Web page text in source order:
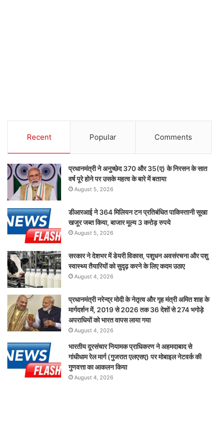
Recent Popular Comments
प्रधानमंत्री ने अनुच्छेद 370 और 35(ए) के निरसन के सात
वर्ष पूरे होने पर उसके महत्व के बारे में बताया
August 5, 2026
डीआरआई ने 364 मिलियन टन प्रतिबंधित पाकिस्तानी सूखा
खजूर जब्त किया, बाजार मूल्य 3 करोड़ रुपये
August 5, 2026
सरकार ने देशभर में डेयरी विकास, पशुधन अवसंरचना और पशु
स्वास्थ्य तैयारियों को सुदृढ़ करने के लिए कदम उठाए
August 4, 2026
प्रधानमंत्री नरेन्द्र मोदी के नेतृत्व और गृह मंत्री अमित शाह के
मार्गदर्शन में, 2019 से 2026 तक 36 देशों से 274 भगोड़े
अपराधियों को भारत वापस लाया गया
August 4, 2026
भारतीय दूरसंचार नियामक प्राधिकरण ने अहमदाबाद से
गांधीधाम रेल मार्ग (गुजरात एलएसए) पर मोबाइल नेटवर्क की
गुणवत्ता का आकलन किया
August 4, 2026